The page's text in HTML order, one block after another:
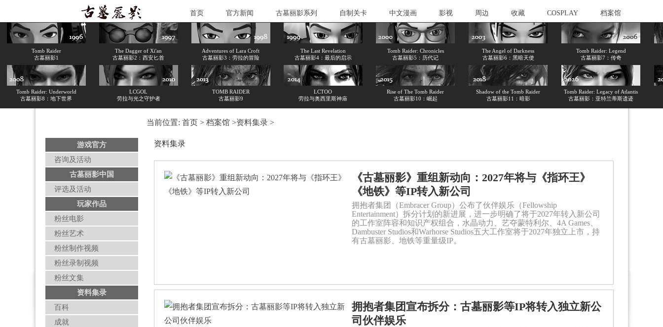
首页 官方新闻 古墓丽影系列 自制关卡 中文漫画 影视 周边 收藏 COSPLAY 档案馆
Tomb Raider
古墓丽影1
The Dagger of Xi'an
古墓丽影2：西安匕首
Adventures of Lara Croft
古墓丽影3：劳拉的冒险
The Last Revelation
古墓丽影4：最后的启示
Tomb Raider: Chronicles
古墓丽影5：历代记
The Angel of Darkness
古墓丽影6：黑暗天使
Tomb Raider: Legend
古墓丽影7：传奇
Tomb Raider: Underworld
古墓丽影8：地下世界
LCGOL
劳拉与光之守护者
TOMB RAIDER
古墓丽影9
LCTOO
劳拉与奥西里斯神庙
Rise of The Tomb Raider
古墓丽影10：崛起
Shadow of the Tomb Raider
古墓丽影11：暗影
Tomb Raider: Legacy of Atlantis
古墓丽影：亚特兰蒂斯遗迹
游戏官方
咨询及活动
古墓丽影中国
评选及活动
玩家作品
粉丝电影
粉丝艺术
粉丝制作视频
粉丝录制视频
粉丝文集
资料集录
百科
成就
当前位置: 首页 > 档案馆 >资料集录 >
资料集录
《古墓丽影》重组新动向：2027年将与《指环王》
《地铁》等IP转入新公司
拥抱者集团（Embracer Group）公布了伙伴娱乐（Fellowship
Entertainment）拆分计划的新进展，进一步明确了将于2027年转入新公司
的工作室阵容和知识产权组合，水晶动力、艺夺蒙特利尔、4A Games、
Dambuster Studios和Warhorse Studios五大工作室将于2027年独立上市，持
有古墓丽影、地铁等重量级IP。
拥抱者集团宣布拆分：古墓丽影等IP将转入独立新公
司伙伴娱乐